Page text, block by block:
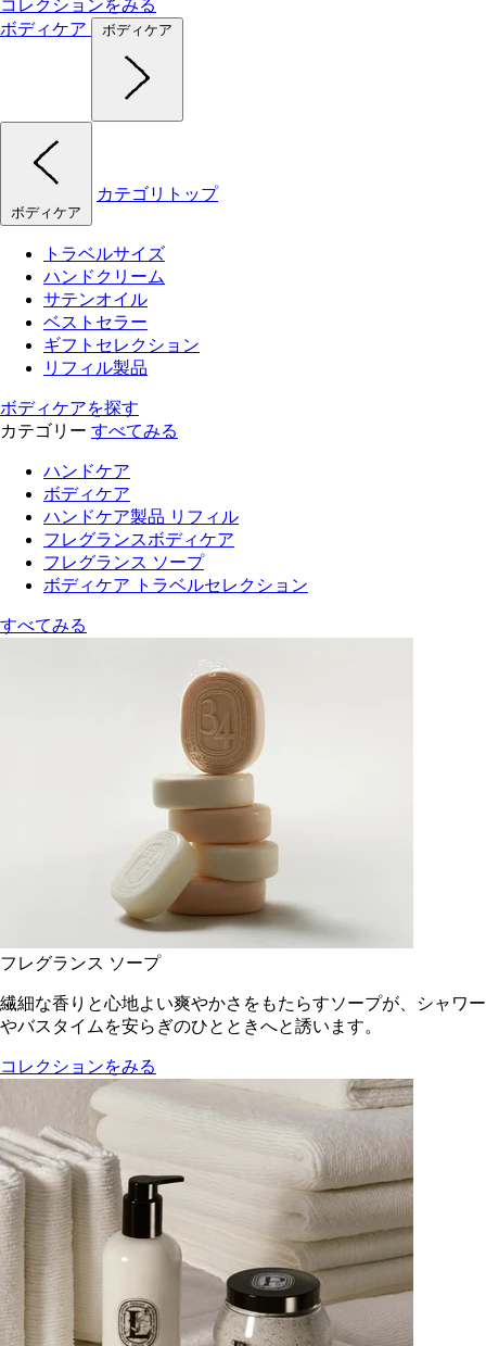
コレクションをみる
ボディケア
ボディケア
ボディケア
カテゴリトップ
トラベルサイズ
ハンドクリーム
サテンオイル
ベストセラー
ギフトセレクション
リフィル製品
ボディケアを探す
カテゴリー すべてみる
ハンドケア
ボディケア
ハンドケア製品 リフィル
フレグランスボディケア
フレグランス ソープ
ボディケア トラベルセレクション
すべてみる
フレグランス ソープ
繊細な香りと心地よい爽やかさをもたらすソープが、シャワー
やバスタイムを安らぎのひとときへと誘います。
コレクションをみる